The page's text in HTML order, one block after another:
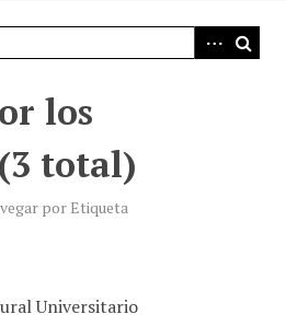
los
total)
por Etiqueta
Universitario